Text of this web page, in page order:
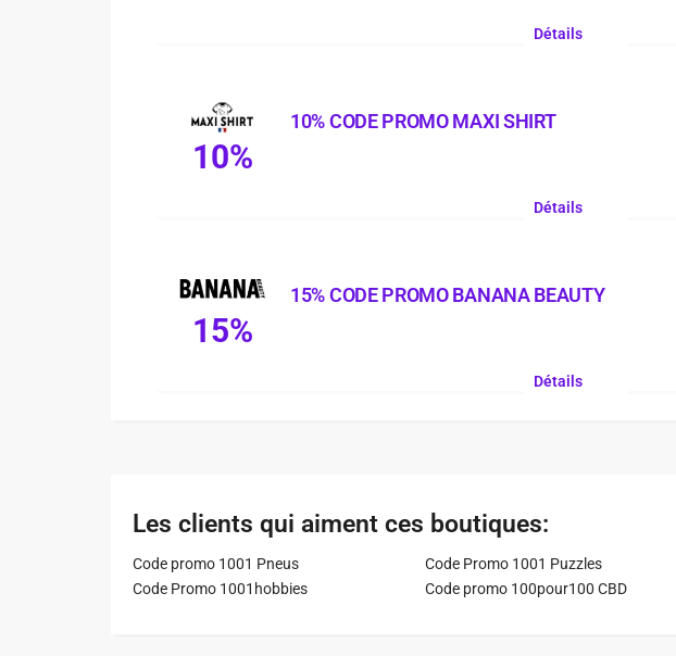
Détails
10%
10% CODE PROMO MAXI SHIRT
Détails
15%
15% CODE PROMO BANANA BEAUTY
Détails
Les clients qui aiment ces boutiques:
Code promo 1001 Pneus Code Promo 1001 Puzzles
Code Promo 1001hobbies
Code promo 100pour100 CBD